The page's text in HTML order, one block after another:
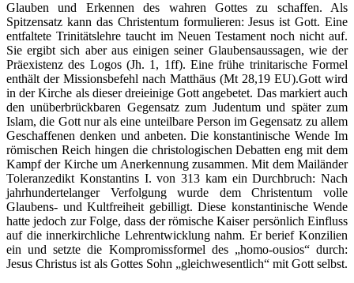
Glauben und Erkennen des wahren Gottes zu schaffen. Als
Spitzensatz kann das Christentum formulieren: Jesus ist Gott. Eine
entfaltete Trinitätslehre taucht im Neuen Testament noch nicht auf.
Sie ergibt sich aber aus einigen seiner Glaubensaussagen, wie der
Präexistenz des Logos (Jh. 1, 1ff). Eine frühe trinitarische Formel
enthält der Missionsbefehl nach Matthäus (Mt 28,19 EU).Gott wird
in der Kirche als dieser dreieinige Gott angebetet. Das markiert auch
den unüberbrückbaren Gegensatz zum Judentum und später zum
Islam, die Gott nur als eine unteilbare Person im Gegensatz zu allem
Geschaffenen denken und anbeten. Die konstantinische Wende Im
römischen Reich hingen die christologischen Debatten eng mit dem
Kampf der Kirche um Anerkennung zusammen. Mit dem Mailänder
Toleranzedikt Konstantins I. von 313 kam ein Durchbruch: Nach
jahrhundertelanger Verfolgung wurde dem Christentum volle
Glaubens- und Kultfreiheit gebilligt. Diese konstantinische Wende
hatte jedoch zur Folge, dass der römische Kaiser persönlich Einfluss
auf die innerkirchliche Lehrentwicklung nahm. Er berief Konzilien
ein und setzte die Kompromissformel des „homo-ousios“ durch:
Jesus Christus ist als Gottes Sohn „gleichwesentlich“ mit Gott selbst.